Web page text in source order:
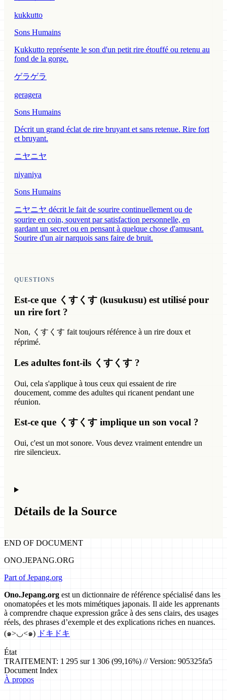
kukkutto
Sons Humains
Kukkutto représente le son d'un petit rire étouffé ou retenu au
fond de la gorge.
ゲラゲラ
geragera
Sons Humains
Décrit un grand éclat de rire bruyant et sans retenue. Rire fort
et bruyant.
ニヤニヤ
niyaniya
Sons Humains
ニヤニヤ décrit le fait de sourire continuellement ou de
sourire en coin, souvent par satisfaction personnelle, en
gardant un secret ou en pensant à quelque chose d'amusant.
Sourire d'un air narquois sans faire de bruit.
QUESTIONS
Est-ce que くすくす (kusukusu) est utilisé pour
un rire fort ?
Non, くすくす fait toujours référence à un rire doux et
réprimé.
Les adultes font-ils くすくす ?
Oui, cela s'applique à tous ceux qui essaient de rire
doucement, comme des adultes qui ricanent pendant une
réunion.
Est-ce que くすくす implique un son vocal ?
Oui, c'est un mot sonore. Vous devez vraiment entendre un
rire silencieux.
Détails de la Source
END OF DOCUMENT
ONO.JEPANG.ORG
Part of Jepang.org
Ono.Jepang.org est un dictionnaire de référence spécialisé dans les
onomatopées et les mots mimétiques japonais. Il aide les apprenants
à comprendre chaque expression grâce à des sens clairs, des usages
réels, des phrases d’exemple et des explications riches en nuances.
(๑>◡<๑) ドキドキ
État
TRAITEMENT: 1 295 sur 1 306 (99,16%) // Version: 905325fa5
Document Index
À propos